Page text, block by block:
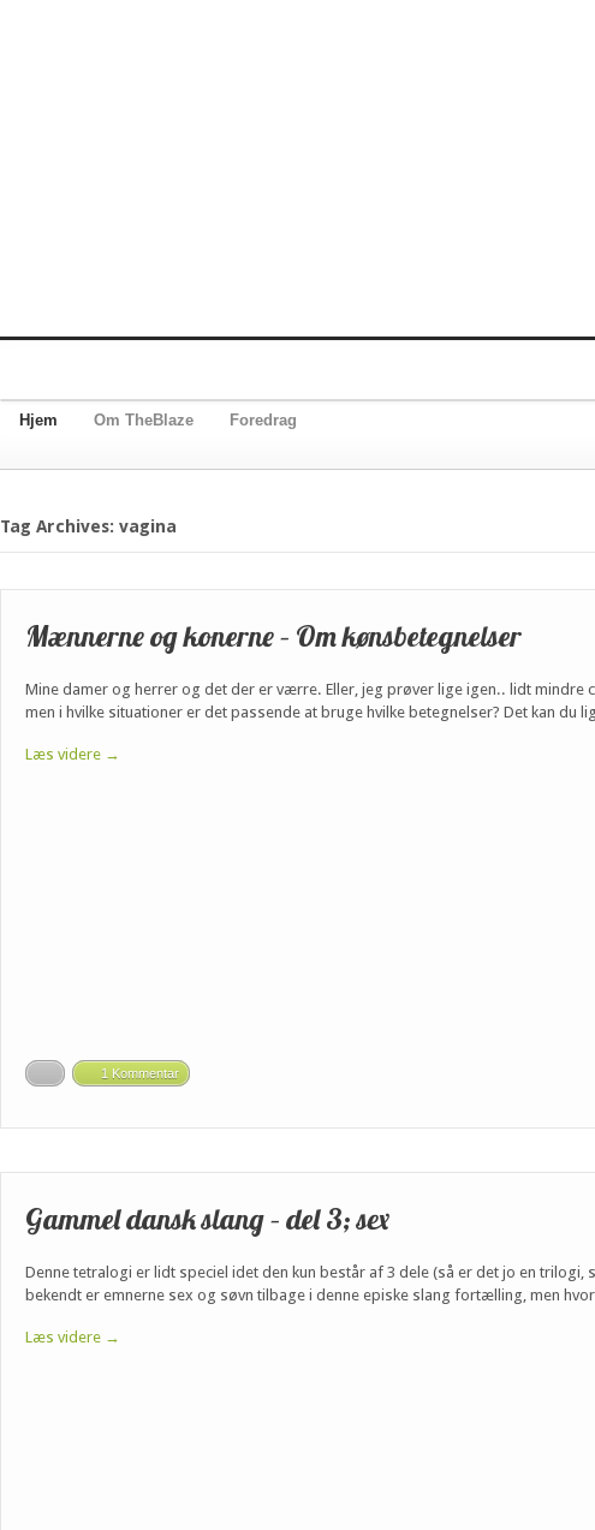
Hjem Om TheBlaze Foredrag
Tag Archives: vagina
Mænnerne og konerne – Om kønsbetegnelser
Mine damer og herrer og det der er værre. Eller, jeg prøver lige igen.. lidt
men i hvilke situationer er det passende at bruge hvilke betegnelser? Det kan
Læs videre →
1 Kommentar
Gammel dansk slang – del 3; sex
Denne tetralogi er lidt speciel idet den kun består af 3 dele (så er det jo en
bekendt er emnerne sex og søvn tilbage i denne episke slang fortælling, men
Læs videre →